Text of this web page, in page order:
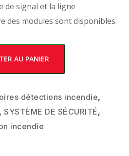
de signal et la ligne
des modules sont disponibles.
AU PANIER
détections incendie,
, SYSTÈME DE SÉCURITÉ,
incendie